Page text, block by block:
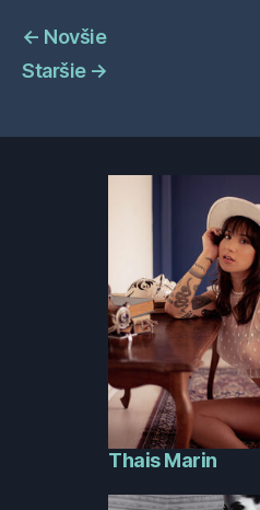
← Novšie
Staršie →
Thais Marin